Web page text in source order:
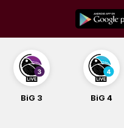
content
BiG 3 BiG 4